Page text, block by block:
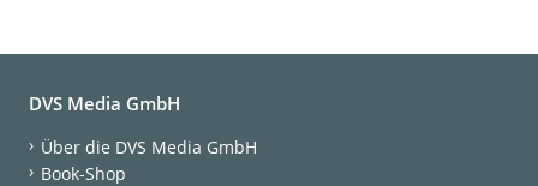
DVS Media GmbH
Über die DVS Media GmbH
Book-Shop